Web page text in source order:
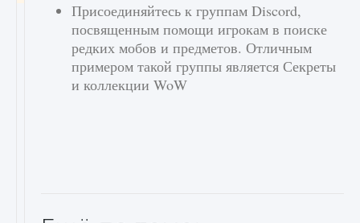
Присоединяйтесь к группам Discord,
посвященным помощи игрокам в поиске
редких мобов и предметов. Отличным
примером такой группы является Секреты
и коллекции WoW